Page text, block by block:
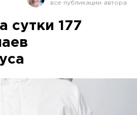
сутки 177